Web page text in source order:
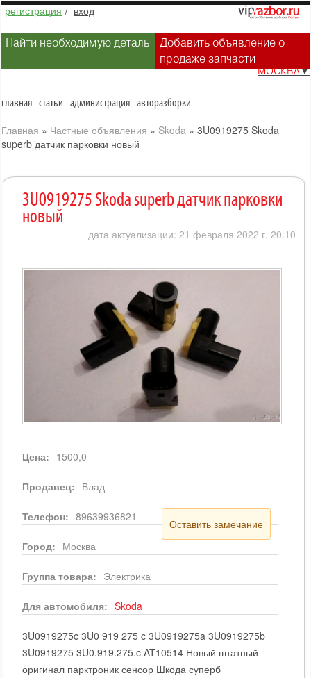
регистрация / вход
Найти необходимую деталь
Добавить объявление о
продаже запчасти
МОСКВА▼
главная статьи администрация авторазборки
Главная » Частные объявления » Skoda » 3U0919275 Skoda
superb датчик парковки новый
3U0919275 Skoda superb датчик парковки
новый
дата актуализации: 21 февраля 2022 г. 20:10
Цена: 1500,0
Продавец: Влад
Телефон: 89639936821
Оставить замечание
Город: Москва
Группа товара: Электрика
Для автомобиля: Skoda
3U0919275c 3U0 919 275 c 3U0919275a 3U0919275b
3U0919275 3U0.919.275.c AT10514 Новый штатный
оригинал парктроник сенсор Шкода суперб